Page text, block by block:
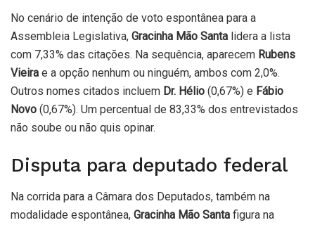
No cenário de intenção de voto espontânea para a
Assembleia Legislativa, Gracinha Mão Santa lidera a lista
com 7,33% das citações. Na sequência, aparecem Rubens
Vieira e a opção nenhum ou ninguém, ambos com 2,0%.
Outros nomes citados incluem Dr. Hélio (0,67%) e Fábio
Novo (0,67%). Um percentual de 83,33% dos entrevistados
não soube ou não quis opinar.
Disputa para deputado federal
Na corrida para a Câmara dos Deputados, também na
modalidade espontânea, Gracinha Mão Santa figura na